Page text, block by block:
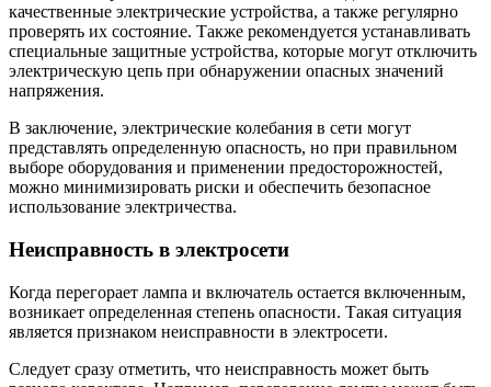
качественные электрические устройства, а также регулярно
проверять их состояние. Также рекомендуется устанавливать
специальные защитные устройства, которые могут отключить
электрическую цепь при обнаружении опасных значений
напряжения.
В заключение, электрические колебания в сети могут
представлять определенную опасность, но при правильном
выборе оборудования и применении предосторожностей,
можно минимизировать риски и обеспечить безопасное
использование электричества.
Неисправность в электросети
Когда перегорает лампа и включатель остается включенным,
возникает определенная степень опасности. Такая ситуация
является признаком неисправности в электросети.
Следует сразу отметить, что неисправность может быть